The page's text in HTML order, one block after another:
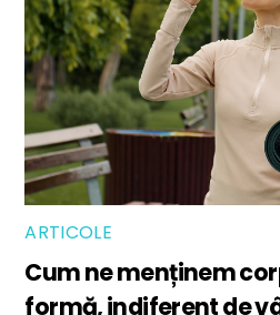
ARTICOLE
Cum ne menținem
formă, indiferent de